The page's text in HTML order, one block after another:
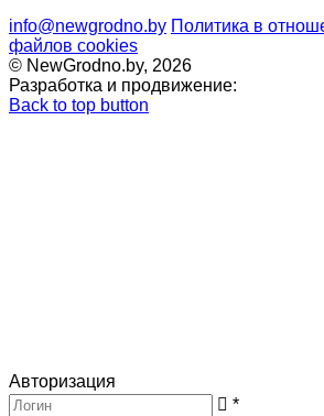
info@newgrodno.by Политика в
файлов cookies
© NewGrodno.by, 2026
Разработка и продвижение:
Back to top button
Авторизация
*